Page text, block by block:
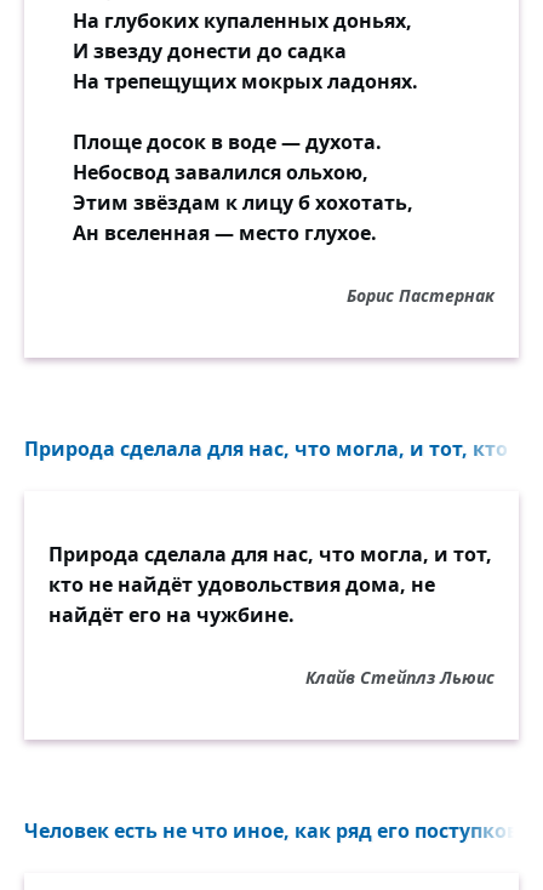
На глубоких купаленных доньях,
И звезду донести до садка
На трепещущих мокрых ладонях.
Площе досок в воде — духота.
Небосвод завалился ольхою,
Этим звёздам к лицу б хохотать,
Ан вселенная — место глухое.
Борис Пастернак
Природа сделала для нас, что могла, и тот, кто
Природа сделала для нас, что могла, и тот,
кто не найдёт удовольствия дома, не
найдёт его на чужбине.
Клайв Стейплз Льюис
Человек есть не что иное, как ряд его поступков...